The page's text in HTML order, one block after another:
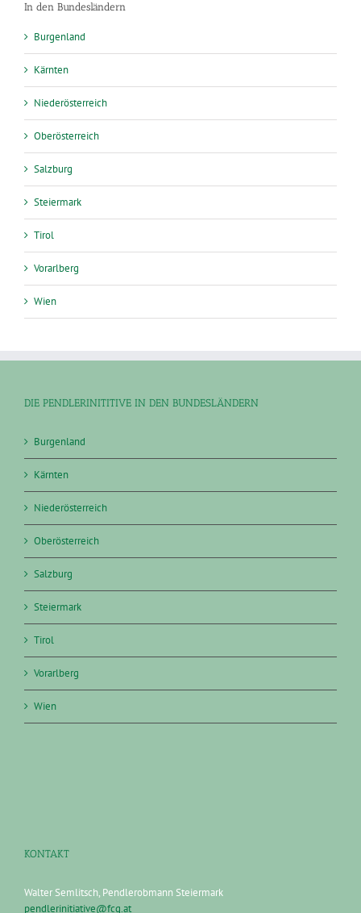
In den Bundesländern
Burgenland
Kärnten
Niederösterreich
Oberösterreich
Salzburg
Steiermark
Tirol
Vorarlberg
Wien
DIE PENDLERINITITIVE IN DEN BUNDESLÄNDERN
Burgenland
Kärnten
Niederösterreich
Oberösterreich
Salzburg
Steiermark
Tirol
Vorarlberg
Wien
KONTAKT
Walter Semlitsch, Pendlerobmann Steiermark
pendlerinitiative@fcg.at